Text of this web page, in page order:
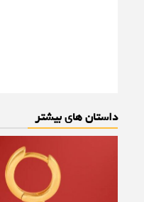
داستان های بیشتر